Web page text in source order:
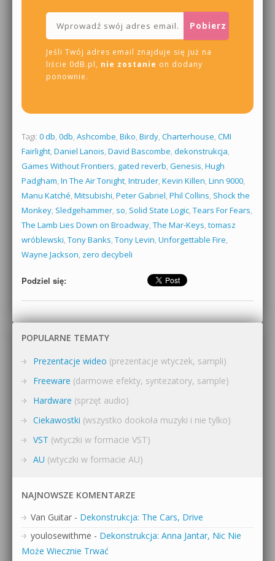
Jeśli Twój adres email znajduje się już na
liście 0dB.pl, nie zostanie on dodany
ponownie.
Tagi: 0 db, 0db, Ashcombe, Biko, Birdy, Charterhouse, CMI
Fairlight, Daniel Lanois, David Bascombe, dekonstrukcja,
Games Without Frontiers, gated reverb, Genesis, Hugh
Padgham, In The Air Tonight, Intruder, Kevin Killen, Linn 9000,
Manu Katché, Mitsubishi, Peter Gabriel, Phil Collins, Shock the
Monkey, Sledgehammer, so, Solid State Logic, Tears For Fears,
The Lamb Lies Down on Broadway, The Mar-Keys, tomasz
wróblewski, Tony Banks, Tony Levin, Unforgettable Fire,
Wayne Jackson, zero decybeli
Podziel się:
POPULARNE TEMATY
Prezentacje wideo (prezentacje wtyczek, sampli)
Freeware (darmowe efekty, syntezatory, sample)
Hardware (sprzęt audio)
Ciekawostki (wszystko dookoła muzyki i nie tylko)
VST (wtyczki w formacie VST)
AU (wtyczki w formacie AU)
NAJNOWSZE KOMENTARZE
Van Guitar - Dekonstrukcja: The Cars, Drive
youlosewithme - Dekonstrukcja: Anna Jantar, Nic Nie
Może Wiecznie Trwać